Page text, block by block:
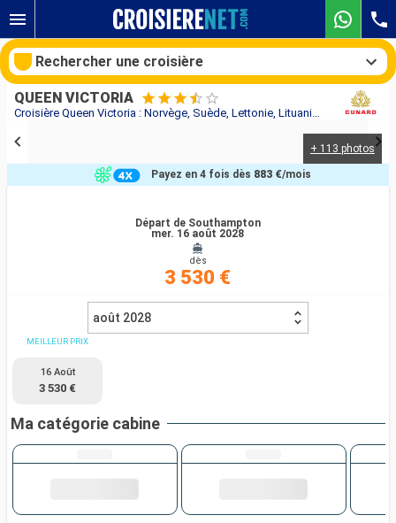
Croisière Queen Victoria : Norvège, Suède, Lettonie, Lituanie, Pologne, Danemark, Royaume-Uni au départ de Southampton
QUEEN VICTORIA
+ 113 photos
Départ de Southampton
mer. 16 août 2028
dès
3 530 €
Payez en 4 fois dès 883 €/mois
août 2028
MEILLEUR PRIX
16 Août
3 530 €
Ma catégorie cabine
Rechercher une croisière
Compagnies
Rechercher